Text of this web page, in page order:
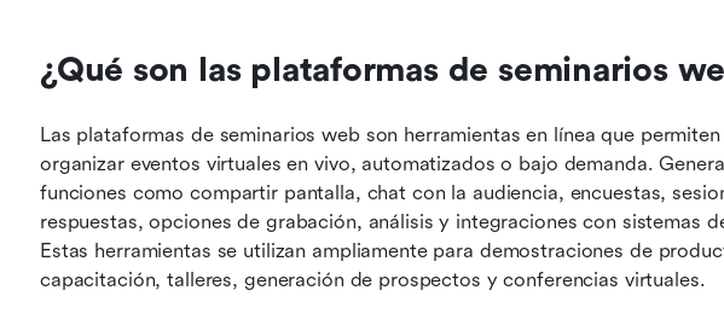
¿Qué son las plataformas de seminarios
Las plataformas de seminarios web son herramientas en línea que
organizar eventos virtuales en vivo, automatizados o bajo demanda.
funciones como compartir pantalla, chat con la audiencia, encuestas,
respuestas, opciones de grabación, análisis y integraciones con sistemas
Estas herramientas se utilizan ampliamente para demostraciones de
capacitación, talleres, generación de prospectos y conferencias virtuales.